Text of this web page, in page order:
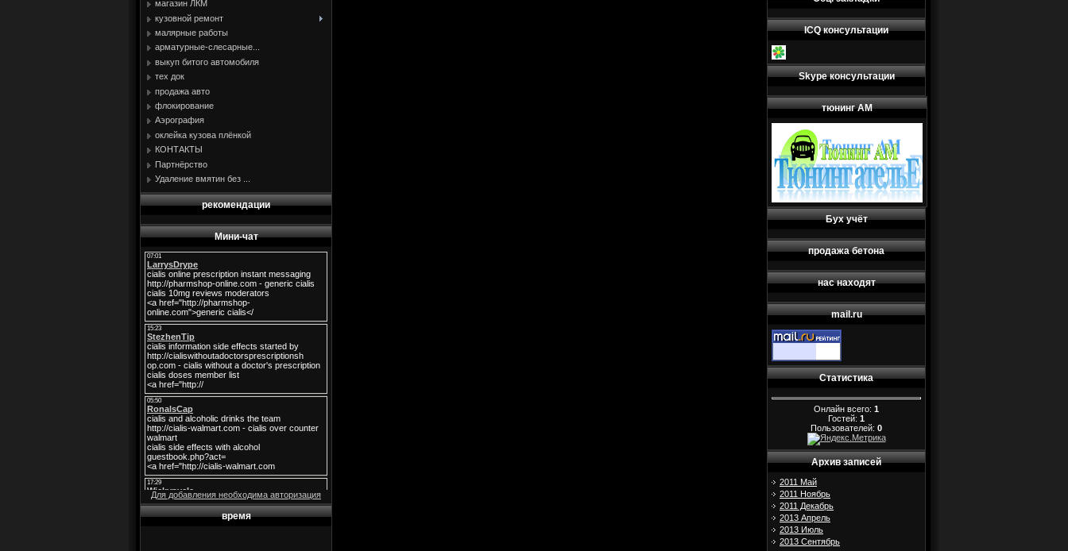
магазин ЛКМ
кузовной ремонт
малярные работы
арматурные-слесарные...
выкуп битого автомобиля
тех док
продажа авто
флокирование
Аэрография
оклейка кузова плёнкой
КОНТАКТЫ
Партнёрство
Удаление вмятин без ...
рекомендации
Мини-чат
Для добавления необходима авторизация
время
ICQ консультации
Skype консультации
тюнинг АМ
Бух учёт
продажа бетона
нас находят
mail.ru
Статистика
Онлайн всего: 1
Гостей: 1
Пользователей: 0
Архив записей
2011 Май
2011 Ноябрь
2011 Декабрь
2013 Апрель
2013 Июль
2013 Сентябрь